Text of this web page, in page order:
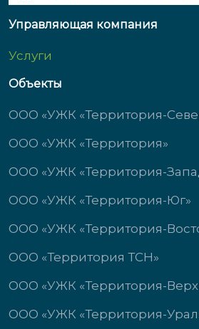
Управляющая компания
Услуги
Объекты
ООО «УЖК «Территория-
ООО «УЖК «Территория»
ООО «УЖК «Территория-
ООО «УЖК «Территория-Юг»
ООО «УЖК «Территория-
ООО «Территория ТСН»
ООО «УЖК «Территория-
ООО «УЖК «Территория-